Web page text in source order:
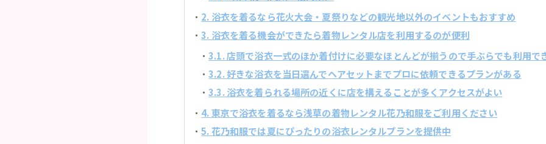
2. 浴衣を着るなら花火大会・夏祭りなどの観光地以外のイベントもおすすめ
3. 浴衣を着る機会ができたら着物レンタル店を利用するのが便利
3.1. 店頭で浴衣一式のほか着付けに必要なほとんどが揃うので手ぶらでも利用で
3.2. 好きな浴衣を当日選んでヘアセットまでプロに依頼できるプランがある
3.3. 浴衣を着られる場所の近くに店を構えることが多くアクセスがよい
4. 東京で浴衣を着るなら浅草の着物レンタル花乃和服をご利用ください
5. 花乃和服では夏にぴったりの浴衣レンタルプランを提供中